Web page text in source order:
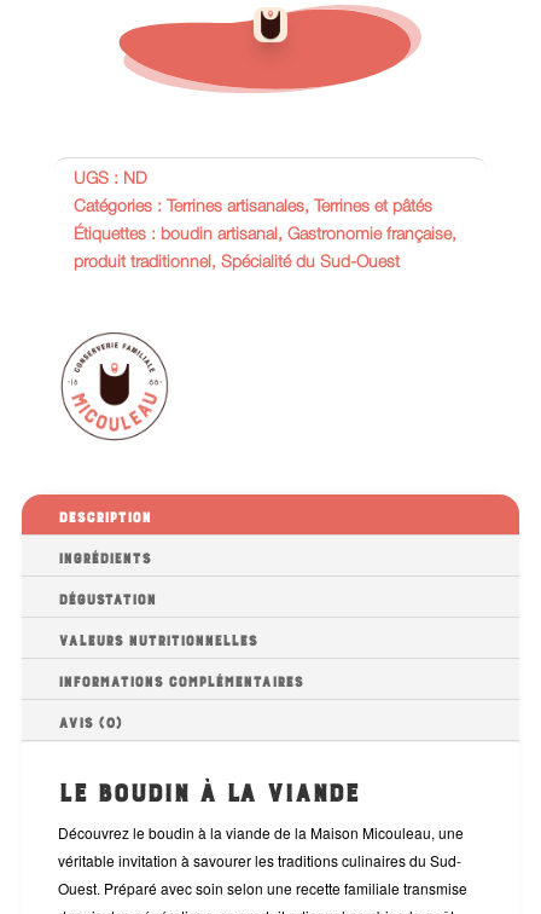
UGS : ND
Catégories :
Terrines artisanales,
Terrines et pâtés
Étiquettes : boudin artisanal , Gastronomie française,
produit traditionnel , Spécialité du Sud-Ouest
Description
Ingrédients
Dégustation
Valeurs nutritionnelles
Informations complémentaires
Avis (0)
Le boudin à la viande
Découvrez le boudin à la viande de la Maison Micouleau, une
véritable invitation à savourer les traditions culinaires du Sud-
Ouest. Préparé avec soin selon une recette familiale transmise